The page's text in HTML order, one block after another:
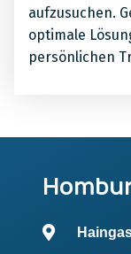
aufzusuchen.
optimale
persönlichen